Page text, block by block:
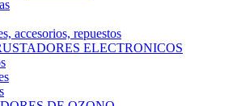
accesorios, repuestos
ELECTRONICOS